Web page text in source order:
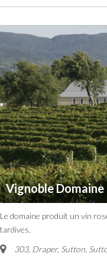
Vignoble Domaine
Le domaine produit un vin
tardives.
303, Draper, Sutton